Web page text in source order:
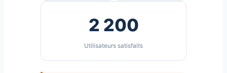
2 200
Utilisateurs satisfaits